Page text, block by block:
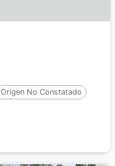
Origen No Constatado